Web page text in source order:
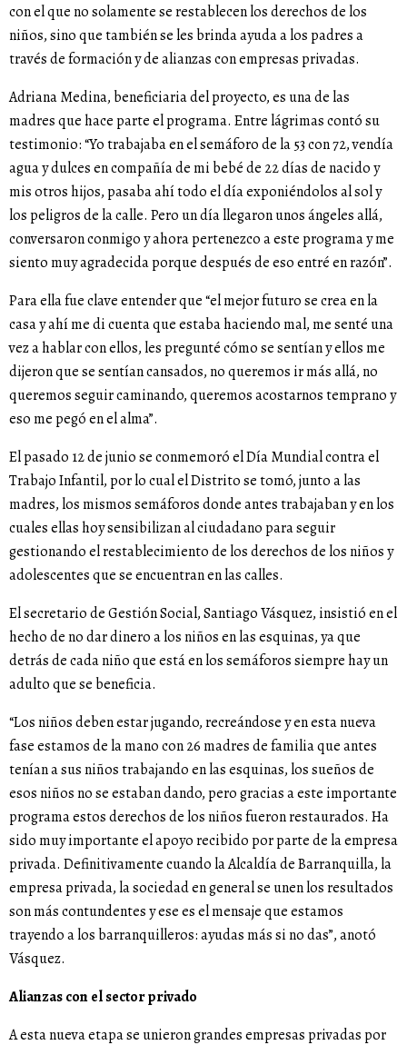
con el que no solamente se restablecen los derechos de los
niños, sino que también se les brinda ayuda a los padres a
través de formación y de alianzas con empresas privadas.
Adriana Medina, beneficiaria del proyecto, es una de las
madres que hace parte el programa. Entre lágrimas contó su
testimonio: “Yo trabajaba en el semáforo de la 53 con 72, vendía
agua y dulces en compañía de mi bebé de 22 días de nacido y
mis otros hijos, pasaba ahí todo el día exponiéndolos al sol y
los peligros de la calle. Pero un día llegaron unos ángeles allá,
conversaron conmigo y ahora pertenezco a este programa y me
siento muy agradecida porque después de eso entré en razón”.
Para ella fue clave entender que “el mejor futuro se crea en la
casa y ahí me di cuenta que estaba haciendo mal, me senté una
vez a hablar con ellos, les pregunté cómo se sentían y ellos me
dijeron que se sentían cansados, no queremos ir más allá, no
queremos seguir caminando, queremos acostarnos temprano y
eso me pegó en el alma”.
El pasado 12 de junio se conmemoró el Día Mundial contra el
Trabajo Infantil, por lo cual el Distrito se tomó, junto a las
madres, los mismos semáforos donde antes trabajaban y en los
cuales ellas hoy sensibilizan al ciudadano para seguir
gestionando el restablecimiento de los derechos de los niños y
adolescentes que se encuentran en las calles.
El secretario de Gestión Social, Santiago Vásquez, insistió en el
hecho de no dar dinero a los niños en las esquinas, ya que
detrás de cada niño que está en los semáforos siempre hay un
adulto que se beneficia.
“Los niños deben estar jugando, recreándose y en esta nueva
fase estamos de la mano con 26 madres de familia que antes
tenían a sus niños trabajando en las esquinas, los sueños de
esos niños no se estaban dando, pero gracias a este importante
programa estos derechos de los niños fueron restaurados. Ha
sido muy importante el apoyo recibido por parte de la empresa
privada. Definitivamente cuando la Alcaldía de Barranquilla, la
empresa privada, la sociedad en general se unen los resultados
son más contundentes y ese es el mensaje que estamos
trayendo a los barranquilleros: ayudas más si no das”, anotó
Vásquez.
Alianzas con el sector privado
A esta nueva etapa se unieron grandes empresas privadas por